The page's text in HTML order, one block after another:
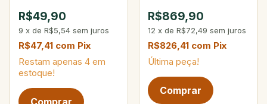
R$49,90
9 x de R$5,54 sem juros
R$47,41 com Pix
Restam apenas 4 em
estoque!
R$869,90
12 x de R$72,49 sem juros
R$826,41 com Pix
Última peça!